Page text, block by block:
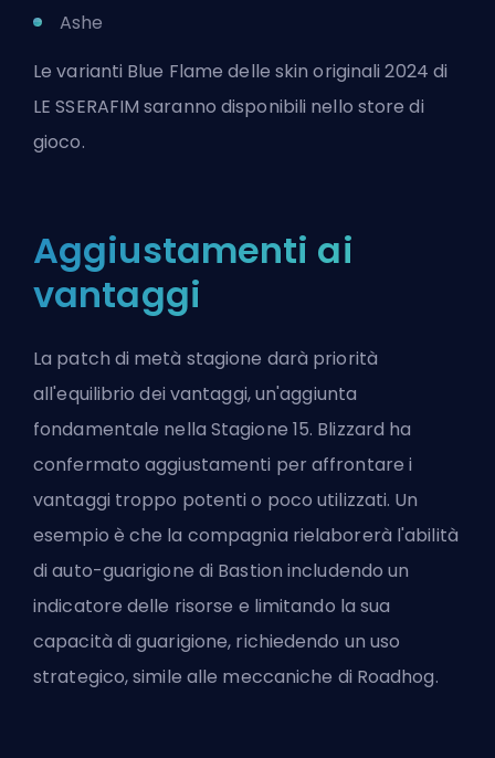
Ashe
Le varianti Blue Flame delle skin originali 2024 di
LE SSERAFIM saranno disponibili nello store di
gioco.
Aggiustamenti ai
vantaggi
La patch di metà stagione darà priorità
all'equilibrio dei vantaggi, un'aggiunta
fondamentale nella Stagione 15. Blizzard ha
confermato aggiustamenti per affrontare i
vantaggi troppo potenti o poco utilizzati. Un
esempio è che la compagnia rielaborerà l'abilità
di auto-guarigione di Bastion includendo un
indicatore delle risorse e limitando la sua
capacità di guarigione, richiedendo un uso
strategico, simile alle meccaniche di Roadhog.